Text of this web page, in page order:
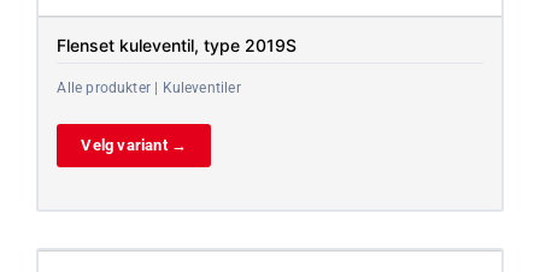
Flenset kuleventil, type 2019S
Alle produkter | Kuleventiler
Velg variant →